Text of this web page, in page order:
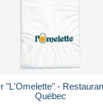
"L'Omelette" -
Québec